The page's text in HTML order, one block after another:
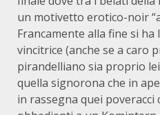
un motivetto erotico-noir
Francamente alla fine si ha
vincitrice (anche se a caro
pirandelliano sia proprio
quella signorona che in
in rassegna quei